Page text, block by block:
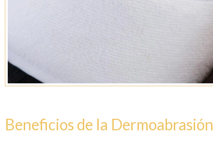
Beneficios de la Dermoabrasión